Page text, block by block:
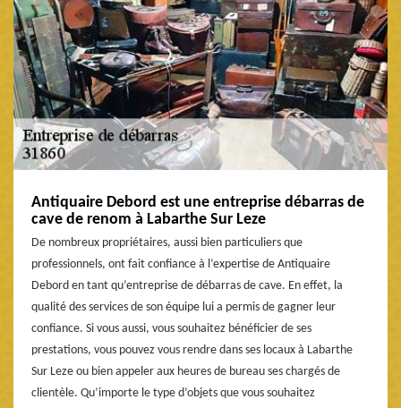
Antiquaire Debord est une entreprise débarras de
cave de renom à Labarthe Sur Leze
De nombreux propriétaires, aussi bien particuliers que
professionnels, ont fait confiance à l’expertise de Antiquaire
Debord en tant qu’entreprise de débarras de cave. En effet, la
qualité des services de son équipe lui a permis de gagner leur
confiance. Si vous aussi, vous souhaitez bénéficier de ses
prestations, vous pouvez vous rendre dans ses locaux à Labarthe
Sur Leze ou bien appeler aux heures de bureau ses chargés de
clientèle. Qu’importe le type d’objets que vous souhaitez